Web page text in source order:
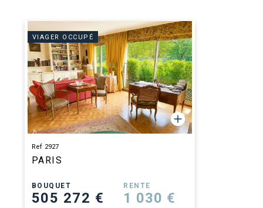
VIAGER OCCUPÉ
Ref 2927
PARIS
BOUQUET
505 272 €
RENTE
1 030 €